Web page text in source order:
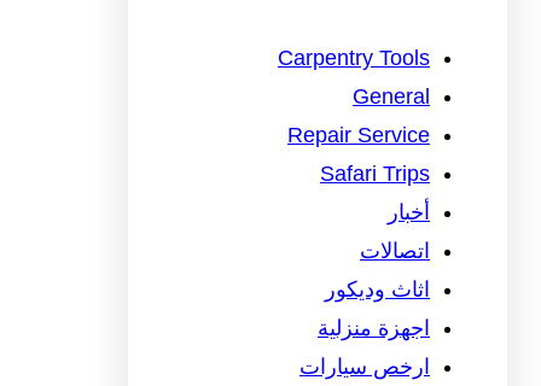
Carpentry Tools
General
Repair Service
Safari Trips
أخبار
اتصالات
اثاث وديكور
اجهزة منزلية
ارخص سيارات